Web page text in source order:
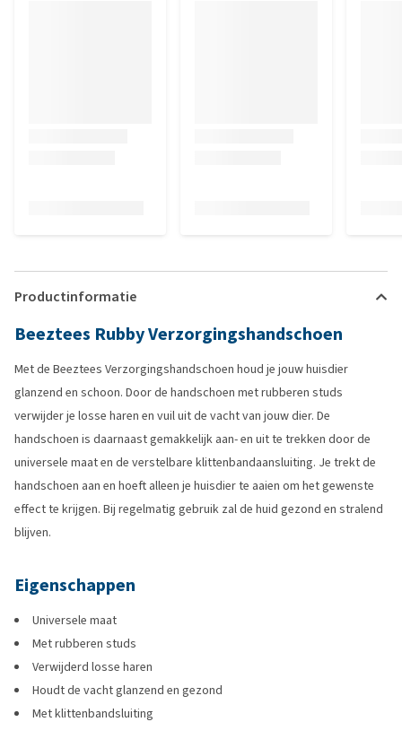
Productinformatie
Beeztees Rubby Verzorgingshandschoen
Met de Beeztees Verzorgingshandschoen houd je jouw huisdier
glanzend en schoon. Door de handschoen met rubberen studs
verwijder je losse haren en vuil uit de vacht van jouw dier. De
handschoen is daarnaast gemakkelijk aan- en uit te trekken door de
universele maat en de verstelbare klittenbandaansluiting. Je trekt de
handschoen aan en hoeft alleen je huisdier te aaien om het gewenste
effect te krijgen. Bij regelmatig gebruik zal de huid gezond en stralend
blijven.
Eigenschappen
Universele maat
Met rubberen studs
Verwijderd losse haren
Houdt de vacht glanzend en gezond
Met klittenbandsluiting